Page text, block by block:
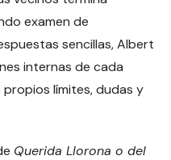
examen de
sencillas, Albert
internas de cada
límites, dudas y
Querida Llorona o del